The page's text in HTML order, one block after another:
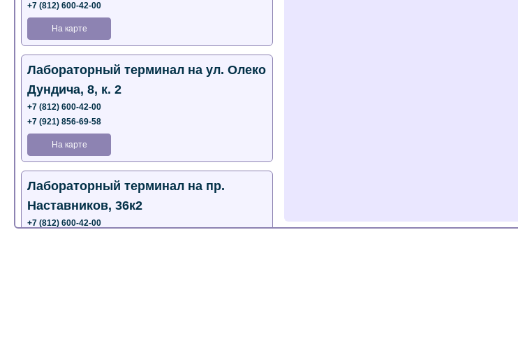
+7 (812) 600-42-00
На карте
Лабораторный терминал на ул. Олеко
Дундича, 8, к. 2
+7 (812) 600-42-00
+7 (921) 856-69-58
На карте
Лабораторный терминал на пр.
Наставников, 36к2
+7 (812) 600-42-00